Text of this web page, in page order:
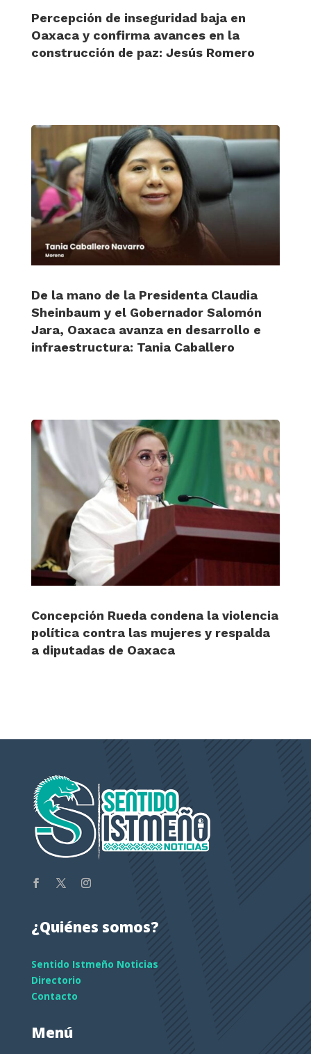
Percepción de inseguridad baja en
Oaxaca y confirma avances en la
construcción de paz: Jesús Romero
De la mano de la Presidenta Claudia
Sheinbaum y el Gobernador Salomón
Jara, Oaxaca avanza en desarrollo e
infraestructura: Tania Caballero
Concepción Rueda condena la violencia
política contra las mujeres y respalda
a diputadas de Oaxaca
¿Quiénes somos?
Sentido Istmeño Noticias
Directorio
Contacto
Menú